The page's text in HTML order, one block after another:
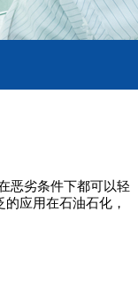
恶劣条件下都可以轻
应用在石油石化，